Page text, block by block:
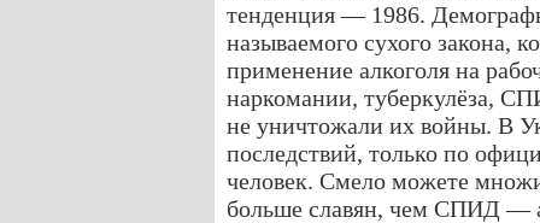
тенденция — 1986.
называемого сухого закона,
применение алкоголя на
наркомании, туберкулёза,
не уничтожали их войны. В
последствий, только по
человек. Смело можете
больше славян, чем СПИД —